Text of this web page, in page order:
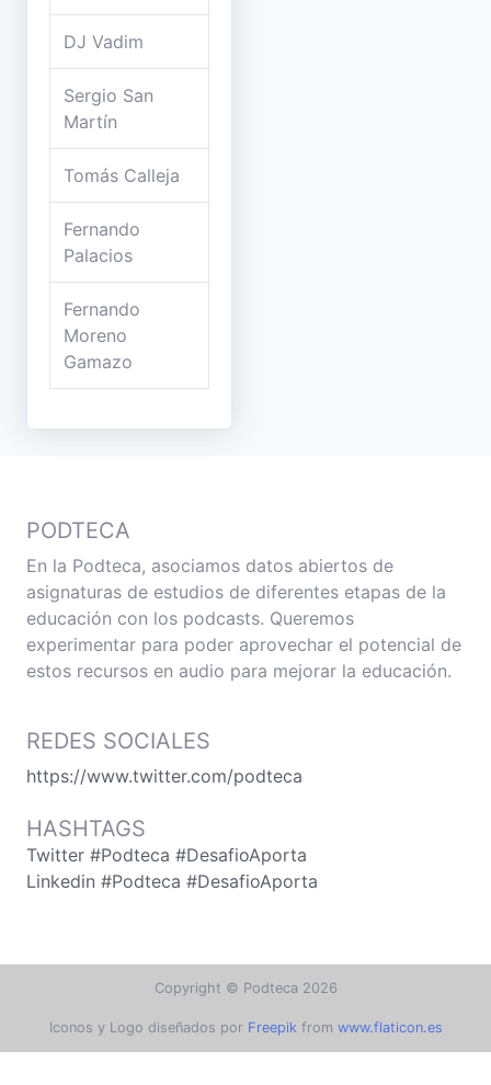
DJ Vadim
Sergio San
Martín
Tomás Calleja
Fernando
Palacios
Fernando
Moreno
Gamazo
PODTECA
En la Podteca, asociamos datos abiertos de
asignaturas de estudios de diferentes etapas de la
educación con los podcasts. Queremos
experimentar para poder aprovechar el potencial de
estos recursos en audio para mejorar la educación.
REDES SOCIALES
https://www.twitter.com/podteca
HASHTAGS
Twitter #Podteca #DesafioAporta
Linkedin #Podteca #DesafioAporta
Copyright © Podteca 2026
Iconos y Logo diseñados por Freepikfrom www.flaticon.es